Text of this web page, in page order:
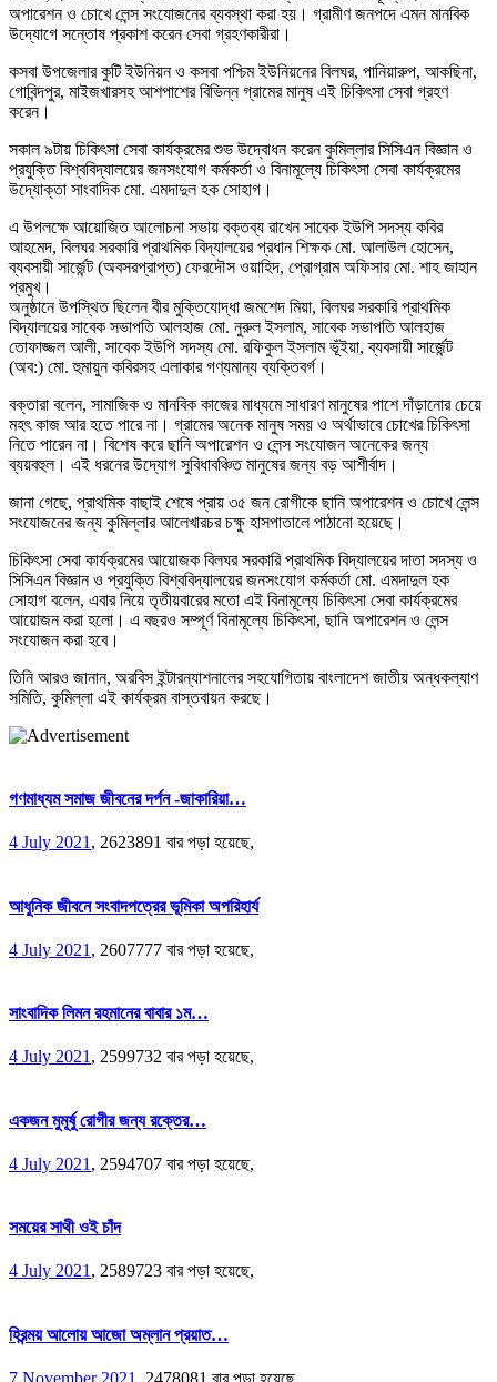
অপারেশন ও চোখে লেন্স সংযোজনের ব্যবস্থা করা হয়। গ্রামীণ জনপদে এমন মানবিক
উদ্যোগে সন্তোষ প্রকাশ করেন সেবা গ্রহণকারীরা।
কসবা উপজেলার কুটি ইউনিয়ন ও কসবা পশ্চিম ইউনিয়নের বিলঘর, পানিয়ারুপ, আকছিনা,
গোবিন্দপুর, মাইজখারসহ আশপাশের বিভিন্ন গ্রামের মানুষ এই চিকিৎসা সেবা গ্রহণ
করেন।
সকাল ৯টায় চিকিৎসা সেবা কার্যক্রমের শুভ উদ্বোধন করেন কুমিল্লার সিসিএন বিজ্ঞান ও
প্রযুক্তি বিশ্ববিদ্যালয়ের জনসংযোগ কর্মকর্তা ও বিনামূল্যে চিকিৎসা সেবা কার্যক্রমের
উদ্যোক্তা সাংবাদিক মো. এমদাদুল হক সোহাগ।
এ উপলক্ষে আয়োজিত আলোচনা সভায় বক্তব্য রাখেন সাবেক ইউপি সদস্য কবির
আহমেদ, বিলঘর সরকারি প্রাথমিক বিদ্যালয়ের প্রধান শিক্ষক মো. আলাউল হোসেন,
ব্যবসায়ী সার্জেন্ট (অবসরপ্রাপ্ত) ফেরদৌস ওয়াহিদ, প্রোগ্রাম অফিসার মো. শাহ জাহান
প্রমুখ।
অনুষ্ঠানে উপস্থিত ছিলেন বীর মুক্তিযোদ্ধা জমশেদ মিয়া, বিলঘর সরকারি প্রাথমিক
বিদ্যালয়ের সাবেক সভাপতি আলহাজ মো. নুরুল ইসলাম, সাবেক সভাপতি আলহাজ
তোফাজ্জল আলী, সাবেক ইউপি সদস্য মো. রফিকুল ইসলাম ভূঁইয়া, ব্যবসায়ী সার্জেন্ট
(অব:) মো. হুমায়ুন কবিরসহ এলাকার গণ্যমান্য ব্যক্তিবর্গ।
বক্তারা বলেন, সামাজিক ও মানবিক কাজের মাধ্যমে সাধারণ মানুষের পাশে দাঁড়ানোর চেয়ে
মহৎ কাজ আর হতে পারে না। গ্রামের অনেক মানুষ সময় ও অর্থাভাবে চোখের চিকিৎসা
নিতে পারেন না। বিশেষ করে ছানি অপারেশন ও লেন্স সংযোজন অনেকের জন্য
ব্যয়বহুল। এই ধরনের উদ্যোগ সুবিধাবঞ্চিত মানুষের জন্য বড় আশীর্বাদ।
জানা গেছে, প্রাথমিক বাছাই শেষে প্রায় ৩৫ জন রোগীকে ছানি অপারেশন ও চোখে লেন্স
সংযোজনের জন্য কুমিল্লার আলেখারচর চক্ষু হাসপাতালে পাঠানো হয়েছে।
চিকিৎসা সেবা কার্যক্রমের আয়োজক বিলঘর সরকারি প্রাথমিক বিদ্যালয়ের দাতা সদস্য ও
সিসিএন বিজ্ঞান ও প্রযুক্তি বিশ্ববিদ্যালয়ের জনসংযোগ কর্মকর্তা মো. এমদাদুল হক
সোহাগ বলেন, এবার নিয়ে তৃতীয়বারের মতো এই বিনামূল্যে চিকিৎসা সেবা কার্যক্রমের
আয়োজন করা হলো। এ বছরও সম্পূর্ণ বিনামূল্যে চিকিৎসা, ছানি অপারেশন ও লেন্স
সংযোজন করা হবে।
তিনি আরও জানান, অরবিস ইন্টারন্যাশনালের সহযোগিতায় বাংলাদেশ জাতীয় অন্ধকল্যাণ
সমিতি, কুমিল্লা এই কার্যক্রম বাস্তবায়ন করছে।
গণমাধ্যম সমাজ জীবনের দর্পন -জাকারিয়া…
4 July 2021 , 2623891 বার পড়া হয়েছে,
আধুনিক জীবনে সংবাদপত্রের ভূমিকা অপরিহার্য
4 July 2021 , 2607777 বার পড়া হয়েছে,
সাংবাদিক লিমন রহমানের বাবার ১ম…
4 July 2021, 2599732 বার পড়া হয়েছে,
একজন মুমূর্ষু রোগীর জন্য রক্তের…
4 July 2021 , 2594707 বার পড়া হয়েছে,
সময়ের সাথী ওই চাঁদ
4 July 2021, 2589723 বার পড়া হয়েছে,
হিরন্ময় আলোয় আজো অম্লান প্রয়াত…
7 November 2021 , 2478081 বার পড়া হয়েছে,